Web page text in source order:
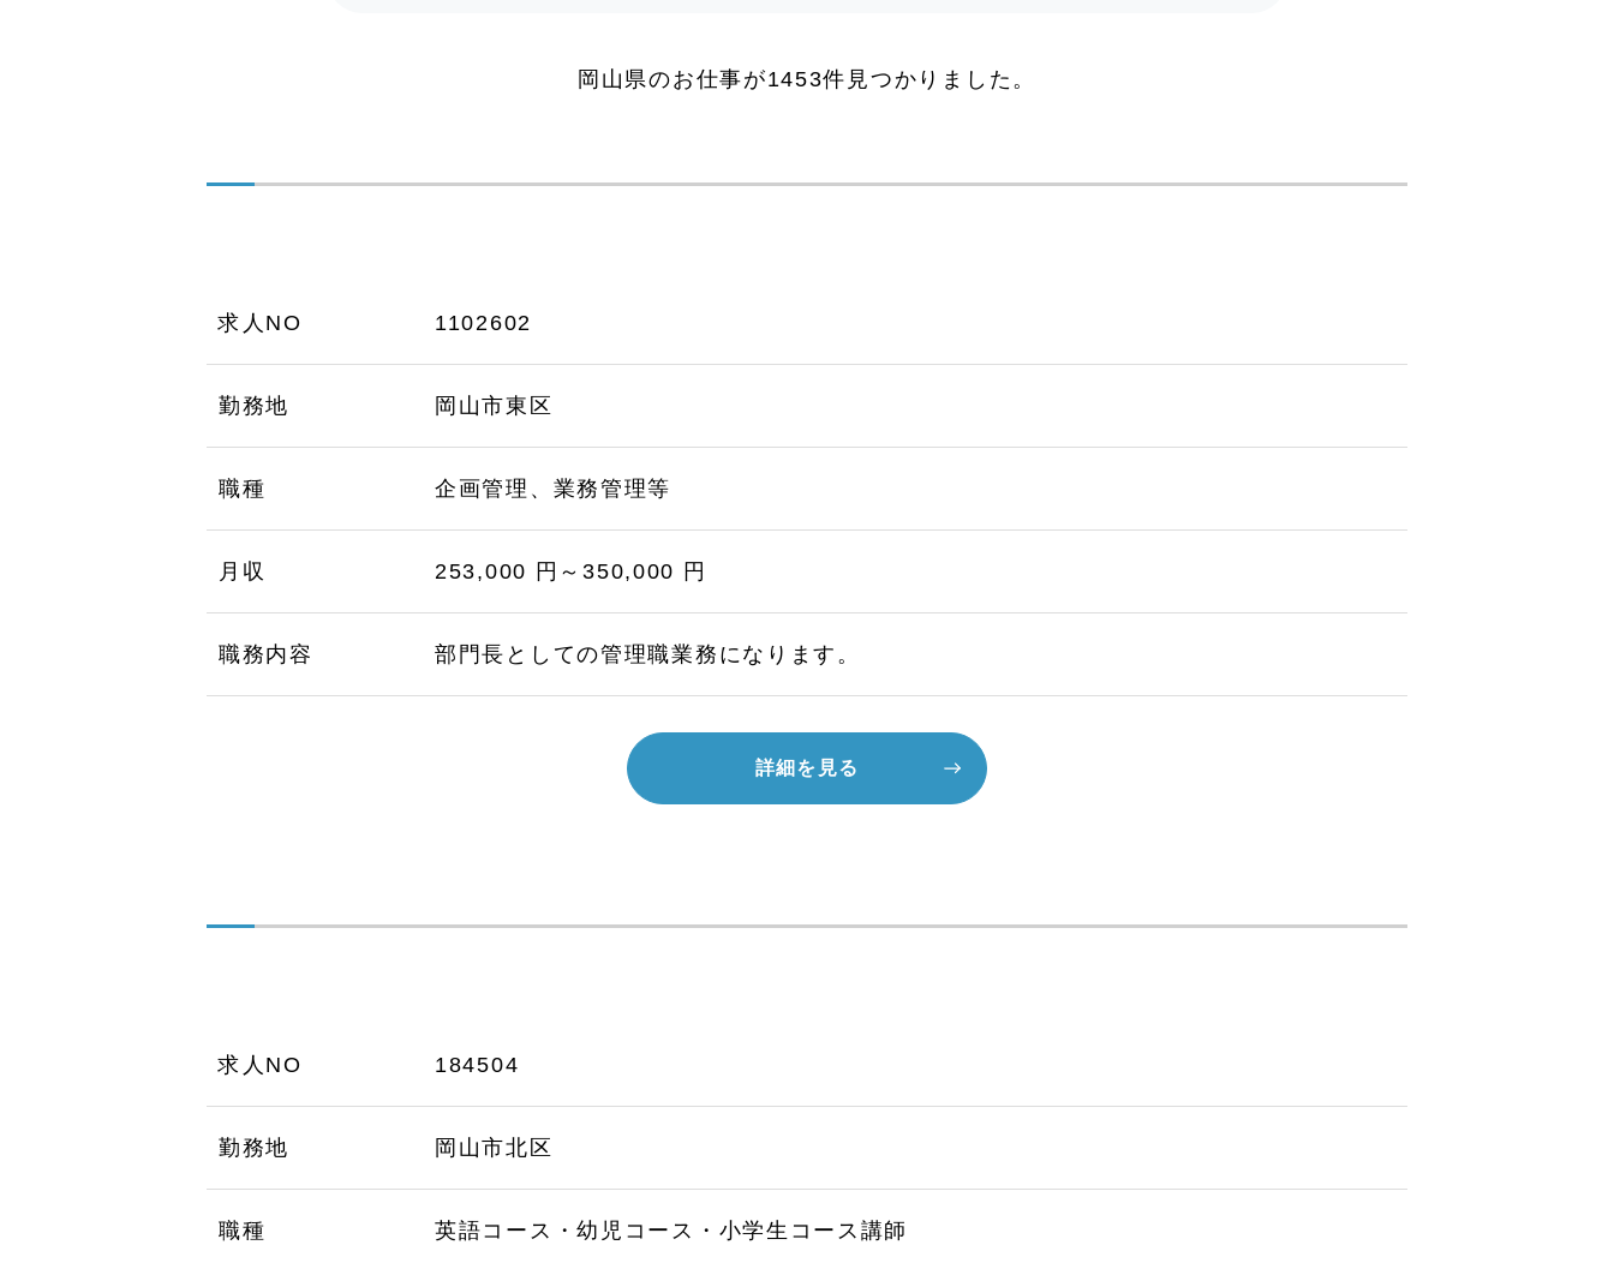
岡山県のお仕事が1453件見つかりました。
求人NO 1102602
勤務地 岡山市東区
職種 企画管理、業務管理等
月収 253,000 円～350,000 円
職務内容 部門長としての管理職業務になります。
詳細を見る
求人NO 184504
勤務地 岡山市北区
職種 英語コース・幼児コース・小学生コース講師